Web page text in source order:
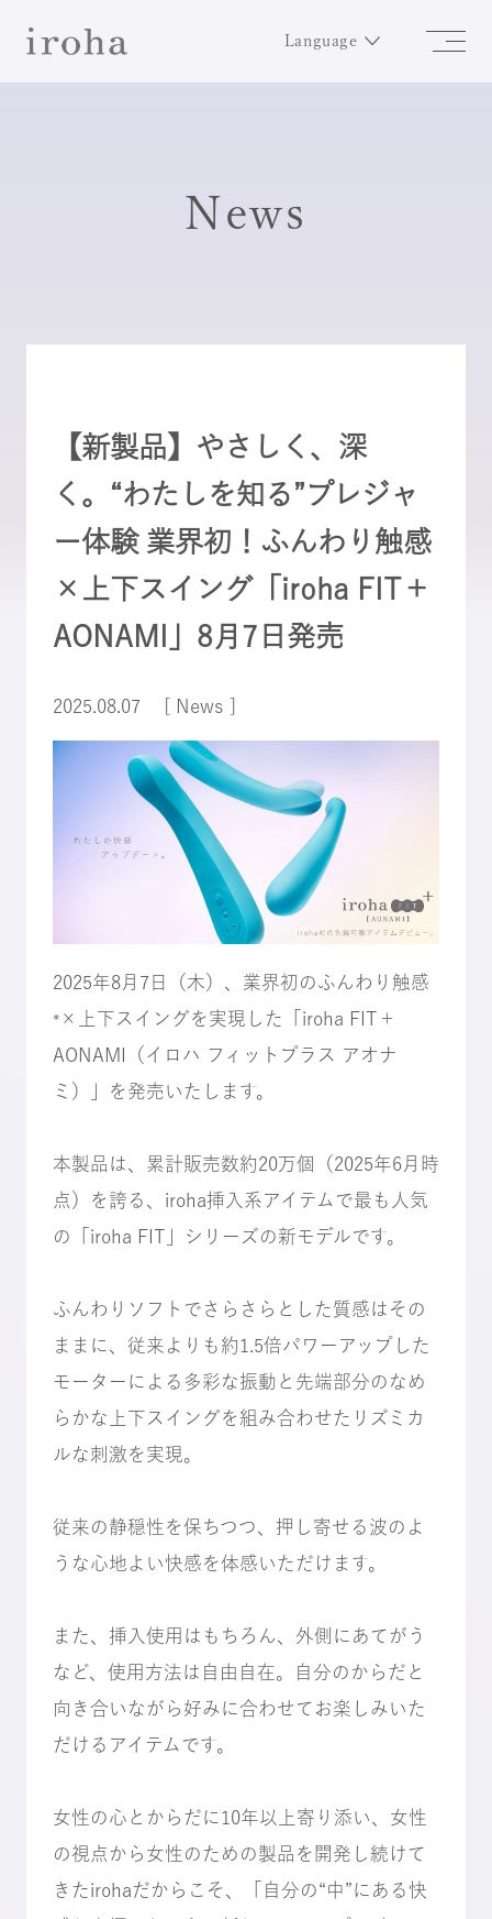
Language
News
【新製品】やさしく、深
く。“わたしを知る”プレジャ
ー体験 業界初！ふんわり触感
×上下スイング「iroha FIT＋
AONAMI」8月7日発売
2025.08.07 [ News ]
2025年8月7日（木）、業界初のふんわり触感
*×上下スイングを実現した「iroha FIT＋
AONAMI（イロハ フィットプラス アオナ
ミ）」を発売いたします。
本製品は、累計販売数約20万個（2025年6月時
点）を誇る、iroha挿入系アイテムで最も人気
の「iroha FIT」シリーズの新モデルです。
ふんわりソフトでさらさらとした質感はその
ままに、従来よりも約1.5倍パワーアップした
モーターによる多彩な振動と先端部分のなめ
らかな上下スイングを組み合わせたリズミカ
ルな刺激を実現。
従来の静穏性を保ちつつ、押し寄せる波のよ
うな心地よい快感を体感いただけます。
また、挿入使用はもちろん、外側にあてがう
など、使用方法は自由自在。自分のからだと
向き合いながら好みに合わせてお楽しみいた
だけるアイテムです。
女性の心とからだに10年以上寄り添い、女性
の視点から女性のための製品を開発し続けて
きたirohaだからこそ、「自分の“中”にある快